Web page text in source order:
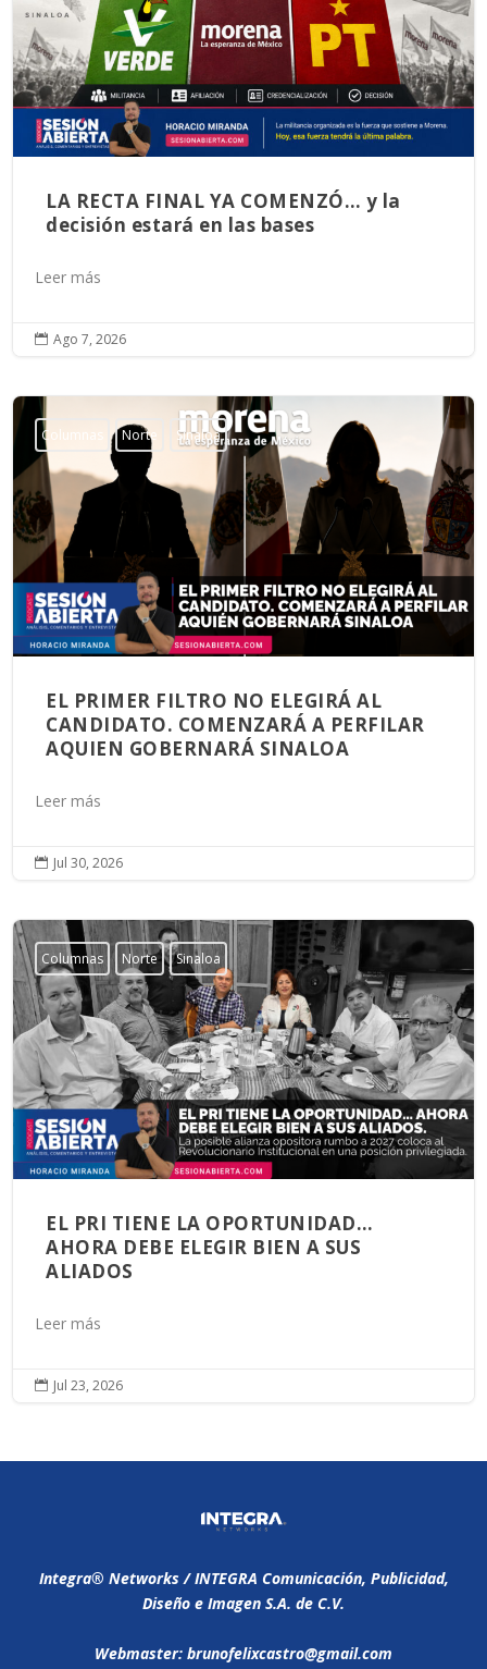
LA RECTA FINAL YA COMENZÓ… y la
decisión estará en las bases
Leer más
 Ago 7, 2026
Columnas Norte Sinaloa
EL PRIMER FILTRO NO ELEGIRÁ AL
CANDIDATO. COMENZARÁ A PERFILAR
AQUIEN GOBERNARÁ SINALOA
Leer más
 Jul 30, 2026
Columnas Norte Sinaloa
EL PRI TIENE LA OPORTUNIDAD…
AHORA DEBE ELEGIR BIEN A SUS
ALIADOS
Leer más
 Jul 23, 2026
Integra®️ Networks / INTEGRA Comunicación, Publicidad,
Diseño e Imagen S.A. de C.V.
Webmaster: brunofelixcastro@gmail.com